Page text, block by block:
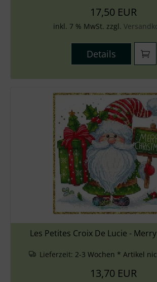
17,50 EUR
inkl. 7 % MwSt. zzgl.
Details
Les Petites Croix De Lucie -
Lieferzeit: 2-3 Wochen * Artikel
13,70 EUR